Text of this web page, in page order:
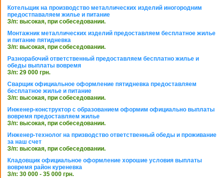
Котельщик на производство металлических изделий иногородним
предостпаваляем жилье и питание
З/п: высокая, при собеседовании.
Монтажник металлических изделий предоставляем бесплатное жилье
и питание пятидневка
З/п: высокая, при собеседовании.
Разнорабочий ответственный предоставляем бесплатно жилье и
обеды выплаты вовремя
З/п: 29 000 грн.
Сварщик официальное оформление пятидневка предоставляем
бесплатное жилье и питание
З/п: высокая, при собеседовании.
Инженер-конструктор с образованием оформим официально выплаты
вовремя предоставляем жилье
З/п: высокая, при собеседовании.
Инженер-технолог на призводство ответственный обеды и проживание
за наш счет
З/п: высокая, при собеседовании.
Кладовщик официальное оформление хорошие условия выплаты
вовремя район куреневка
З/п: 30 000 - 35 000 грн.